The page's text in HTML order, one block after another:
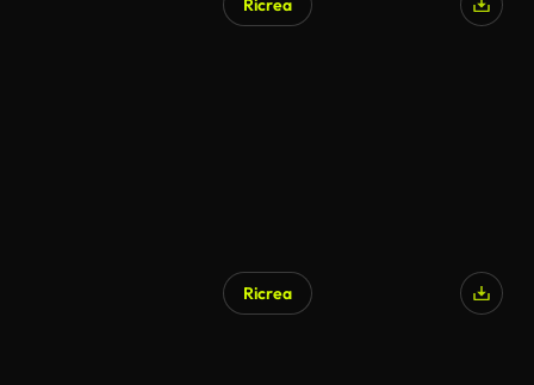
Ricrea
Ricrea